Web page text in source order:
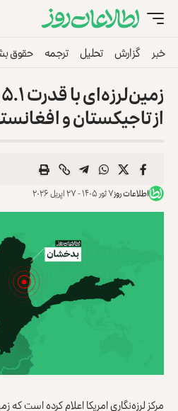
خبر گزارش تحلیل ترجمه حقوق
از تاجیکستان و
اطلاعات روز۷ ثور ۱۴۰۵ - ۲۷ اپریل ۲۰۲۶